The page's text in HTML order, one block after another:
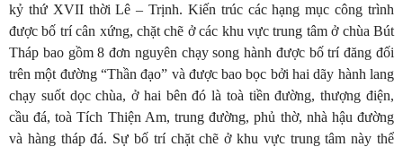
kỷ thứ XVII thời Lê – Trịnh. Kiến trúc các hạng mục công trình
được bố trí cân xứng, chặt chẽ ở các khu vực trung tâm ở chùa Bút
Tháp bao gồm 8 đơn nguyên chạy song hành được bố trí đăng đối
trên một đường “Thần đạo” và được bao bọc bởi hai dãy hành lang
chạy suốt dọc chùa, ở hai bên đó là toà tiền đường, thượng điện,
cầu đá, toà Tích Thiện Am, trung đường, phủ thờ, nhà hậu đường
và hàng tháp đá. Sự bố trí chặt chẽ ở khu vực trung tâm này thể